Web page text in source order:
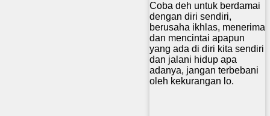
Coba deh untuk berdamai
dengan diri sendiri,
berusaha ikhlas, menerima
dan mencintai apapun
yang ada di diri kita sendiri
dan jalani hidup apa
adanya, jangan terbebani
oleh kekurangan lo.